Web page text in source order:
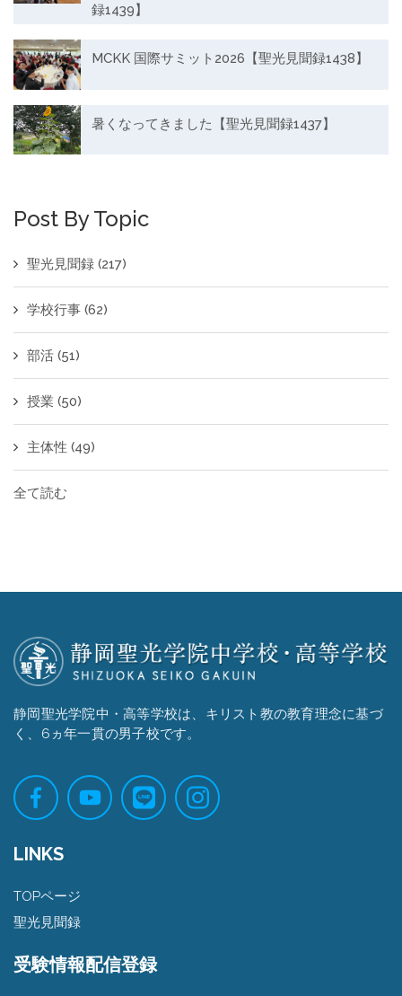
録1439】
MCKK 国際サミット2026【聖光見聞録1438】
暑くなってきました【聖光見聞録1437】
Post By Topic
聖光見聞録 (217)
学校行事 (62)
部活 (51)
授業 (50)
主体性 (49)
全て読む
静岡聖光学院中・高等学校は、キリスト教の教育理念に基づ
く、6ヵ年一貫の男子校です。
LINKS
TOPページ
聖光見聞録
受験情報配信登録